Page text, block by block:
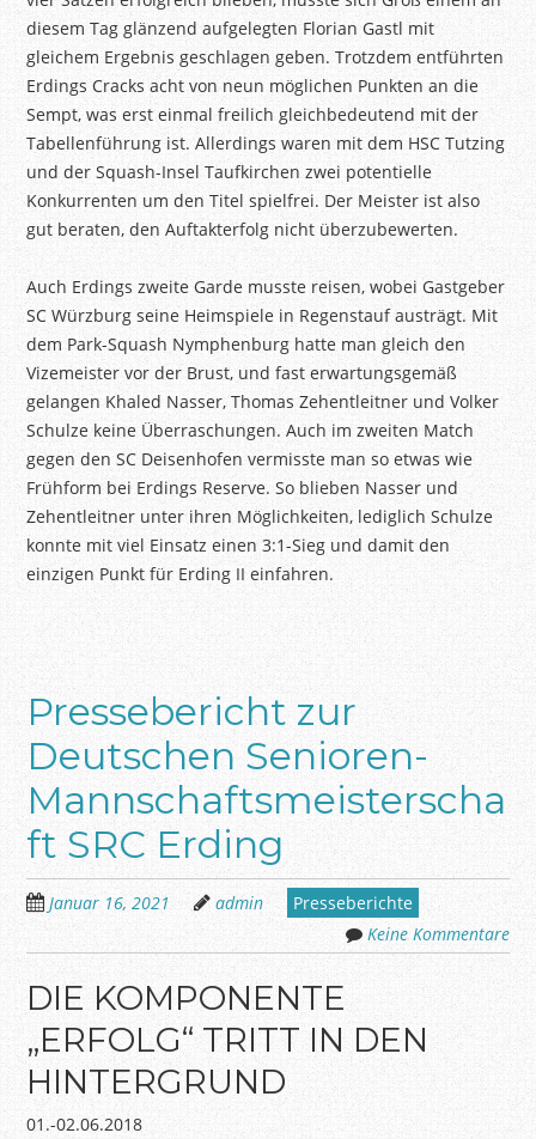
diesem Tag glänzend aufgelegten Florian Gastl mit
gleichem Ergebnis geschlagen geben. Trotzdem entführten
Erdings Cracks acht von neun möglichen Punkten an die
Sempt, was erst einmal freilich gleichbedeutend mit der
Tabellenführung ist. Allerdings waren mit dem HSC Tutzing
und der Squash-Insel Taufkirchen zwei potentielle
Konkurrenten um den Titel spielfrei. Der Meister ist also
gut beraten, den Auftakterfolg nicht überzubewerten.
Auch Erdings zweite Garde musste reisen, wobei Gastgeber
SC Würzburg seine Heimspiele in Regenstauf austrägt. Mit
dem Park-Squash Nymphenburg hatte man gleich den
Vizemeister vor der Brust, und fast erwartungsgemäß
gelangen Khaled Nasser, Thomas Zehentleitner und Volker
Schulze keine Überraschungen. Auch im zweiten Match
gegen den SC Deisenhofen vermisste man so etwas wie
Frühform bei Erdings Reserve. So blieben Nasser und
Zehentleitner unter ihren Möglichkeiten, lediglich Schulze
konnte mit viel Einsatz einen 3:1-Sieg und damit den
einzigen Punkt für Erding II einfahren.
Pressebericht zur
Deutschen Senioren-
Mannschaftsmeisterscha
ft SRC Erding
Januar 16, 2021 admin
Presseberichte
Keine Kommentare
DIE KOMPONENTE
„ERFOLG“ TRITT IN DEN
HINTERGRUND
01.-02.06.2018